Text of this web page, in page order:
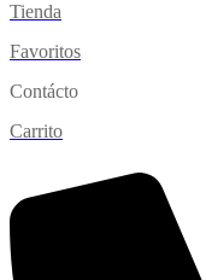
Tienda
Favoritos
Contácto
Carrito